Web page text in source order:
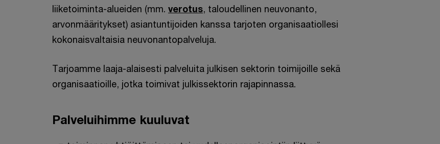
liiketoiminta-alueiden (mm. verotus, taloudellinen neuvonanto,
arvonmääritykset) asiantuntijoiden kanssa tarjoten organisaatiollesi
kokonaisvaltaisia neuvonantopalveluja.
Tarjoamme laaja-alaisesti palveluita julkisen sektorin toimijoille sekä
organisaatioille, jotka toimivat julkissektorin rajapinnassa.
Palveluihimme kuuluvat